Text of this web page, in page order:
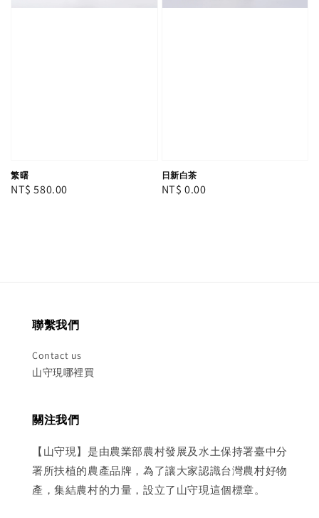
繁曙
Regular
NT$ 580.00
日新白茶
Regular
NT$ 0.00
聯繫我們
Contact us
山守現哪裡買
關注我們
【山守現】是由農業部農村發展及水土保持署臺中分
署所扶植的農產品牌，為了讓大家認識台灣農村好物
產，集結農村的力量，設立了山守現這個標章。